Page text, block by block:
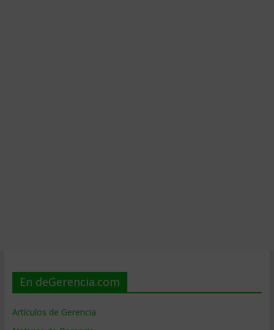
En deGerencia.com
Artículos de Gerencia